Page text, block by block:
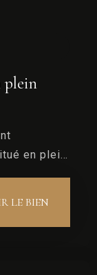
plein
en plein
village.
LE BIEN